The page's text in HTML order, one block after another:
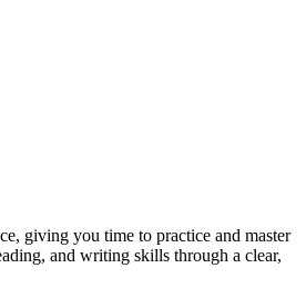
giving you time to practice and master
and writing skills through a clear,